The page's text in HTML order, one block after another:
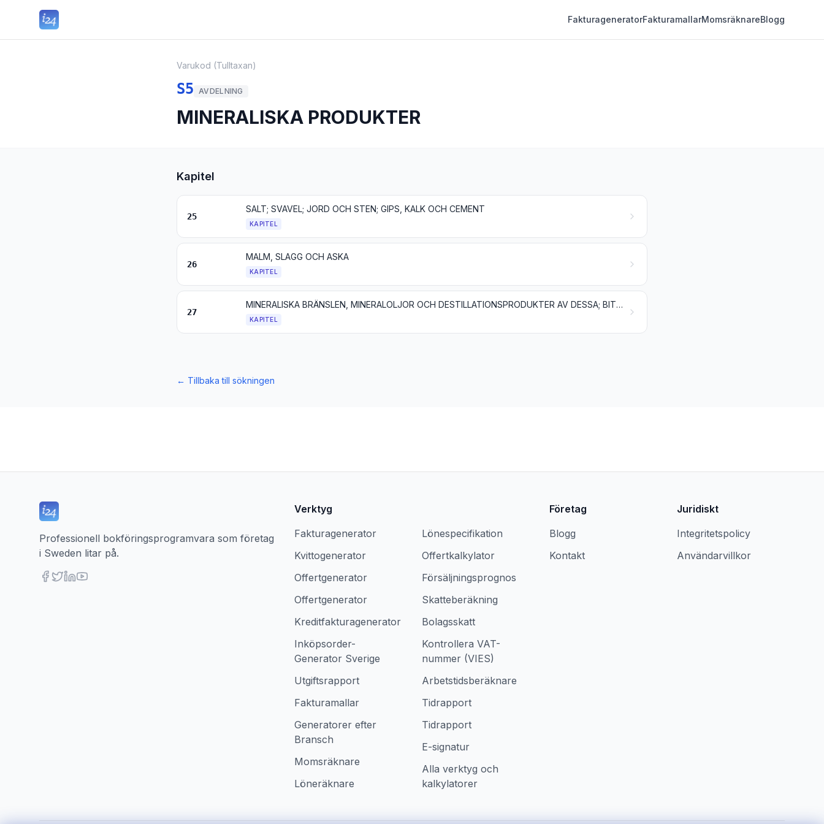
FakturageneratorFakturamallarMomsräknareBlogg
Varukod (Tulltaxan)
S5 AVDELNING
MINERALISKA PRODUKTER
Kapitel
25
SALT; SVAVEL; JORD OCH STEN; GIPS, KALK OCH CEMENT
KAPITEL
26
MALM, SLAGG OCH ASKA
KAPITEL
27
MINERALISKA BRÄNSLEN, MINERALOLJOR OCH DESTILLATIONSPRODUKTER AV DESSA; BITUMINÖSA ÄMNEN; MINERALVAXER
KAPITEL
← Tillbaka till sökningen
Professionell bokföringsprogramvara som företag
i Sweden litar på.
Verktyg
Fakturagenerator
Kvittogenerator
Offertgenerator
Offertgenerator
Kreditfakturagenerator
Inköpsorder-
Generator Sverige
Utgiftsrapport
Fakturamallar
Generatorer efter
Bransch
Momsräknare
Löneräknare
Lönespecifikation
Offertkalkylator
Försäljningsprognos
Skatteberäkning
Bolagsskatt
Kontrollera VAT-
nummer (VIES)
Arbetstidsberäknare
Tidrapport
Tidrapport
E-signatur
Alla verktyg och
kalkylatorer
Företag
Blogg
Kontakt
Juridiskt
Integritetspolicy
Användarvillkor